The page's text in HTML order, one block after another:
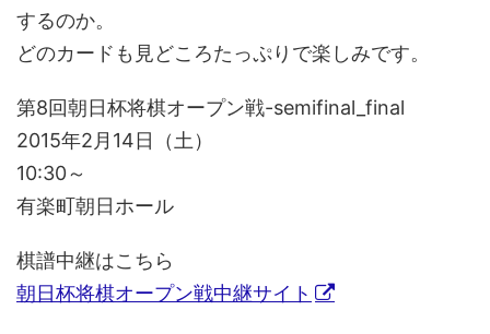
するのか。
どのカードも見どころたっぷりで楽しみです。
第8回朝日杯将棋オープン戦-semifinal_final
2015年2月14日（土）
10:30～
有楽町朝日ホール
棋譜中継はこちら
朝日杯将棋オープン戦中継サイト